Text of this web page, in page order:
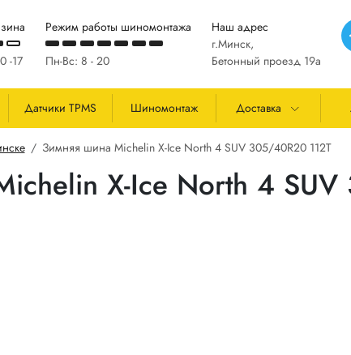
-17
Режим работы шиномонтажа
Пн-Вс: 8 - 20
Наш адрес
г.Минск,
Бетонный проезд 19а
Датчики TPMS Шиномонтаж Доставка
Зимняя шина Michelin X-Ice North 4 SUV 305/40R20 112T
X-Ice North 4